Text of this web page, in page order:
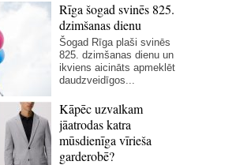
Rīga šogad svinēs 825.
dzimšanas dienu
Šogad Rīga plaši svinēs
825. dzimšanas dienu un
ikviens aicināts apmeklēt
daudzveidīgos...
Kāpēc uzvalkam
jāatrodas katra
mūsdienīga vīrieša
garderobē?